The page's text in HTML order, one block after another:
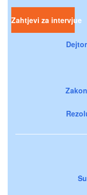
Zahtjevi za intervjue